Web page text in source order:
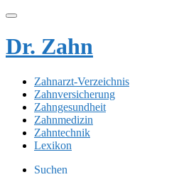
Dr. Zahn
Zahnarzt-Verzeichnis
Zahnversicherung
Zahngesundheit
Zahnmedizin
Zahntechnik
Lexikon
Suchen